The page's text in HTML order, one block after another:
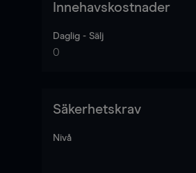
Innehavskostnader
Daglig - Sälj
0
Säkerhetskrav
Nivå